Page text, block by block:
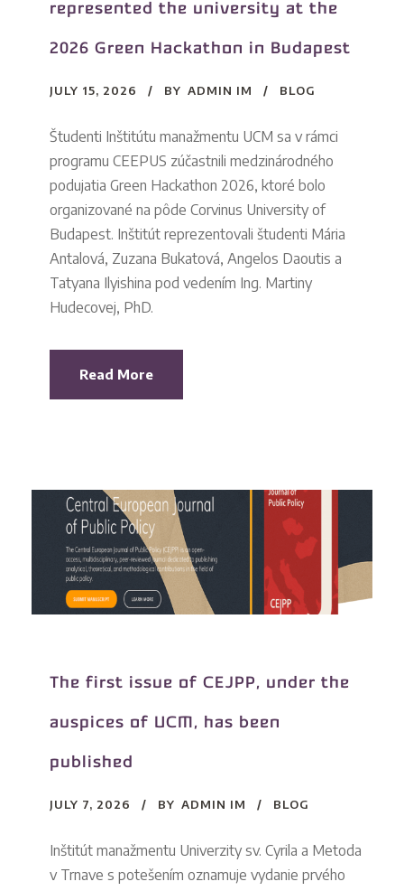
represented the university at the
2026 Green Hackathon in Budapest
JULY 15, 2026 BY ADMIN IM BLOG
Študenti Inštitútu manažmentu UCM sa v rámci
programu CEEPUS zúčastnili medzinárodného
podujatia Green Hackathon 2026, ktoré bolo
organizované na pôde Corvinus University of
Budapest. Inštitút reprezentovali študenti Mária
Antalová, Zuzana Bukatová, Angelos Daoutis a
Tatyana Ilyishina pod vedením Ing. Martiny
Hudecovej, PhD.
Read More
The first issue of CEJPP, under the
auspices of UCM, has been
published
JULY 7, 2026 BY ADMIN IM BLOG
Inštitút manažmentu Univerzity sv. Cyrila a Metoda
v Trnave s potešením oznamuje vydanie prvého